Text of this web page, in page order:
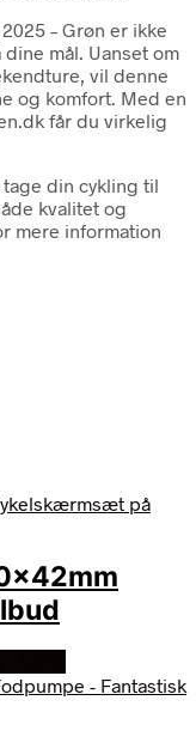
– Grøn er ikke
mål. Uanset om
vil denne
og komfort. Med en
får du virkelig
din cykling til
kvalitet og
mere information